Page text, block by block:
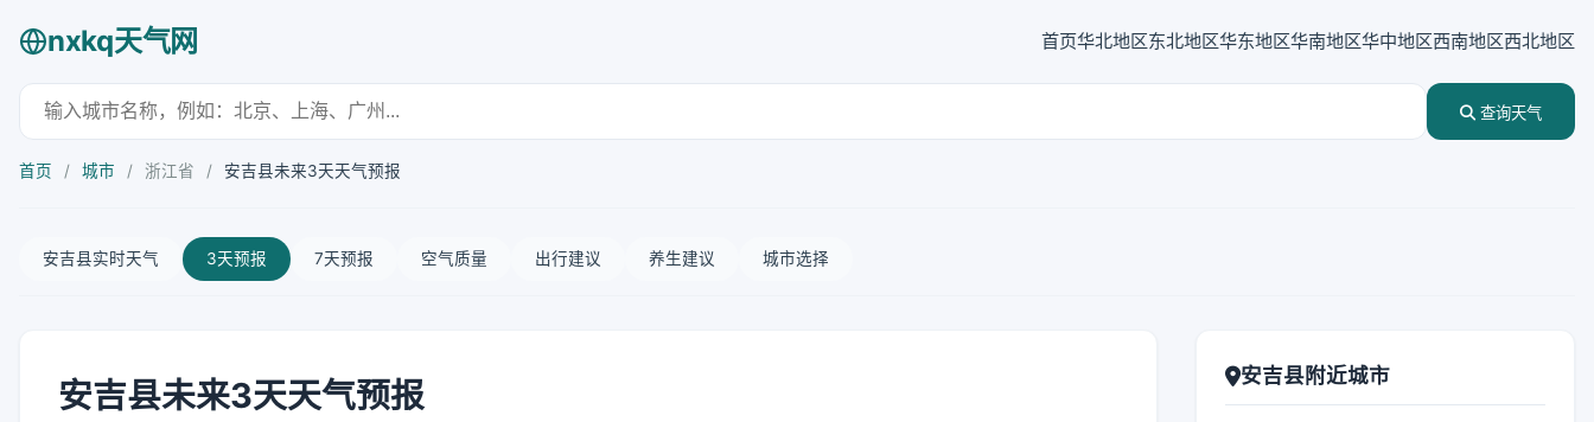
nxkq天气网 首页华北地区东北地区华东地区华南地区华中地区西南地区西北地区
查询天气
首页 / 城市 / 浙江省 / 安吉县未来3天天气预报
安吉县实时天气 3天预报 7天预报 空气质量 出行建议 养生建议 城市选择
安吉县未来3天天气预报 安吉县附近城市